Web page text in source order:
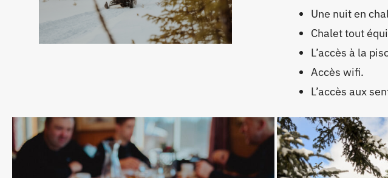
Une nuit en
Chalet tout
L’accès à la
Accès wifi.
L’accès aux